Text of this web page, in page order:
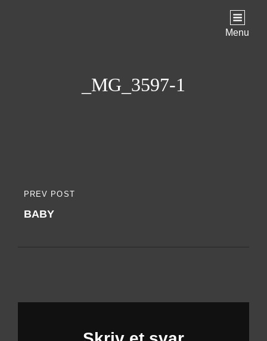
Menu
_MG_3597-1
Indlægsnavigation
PREVIOUS
POST
PREV POST
BABY